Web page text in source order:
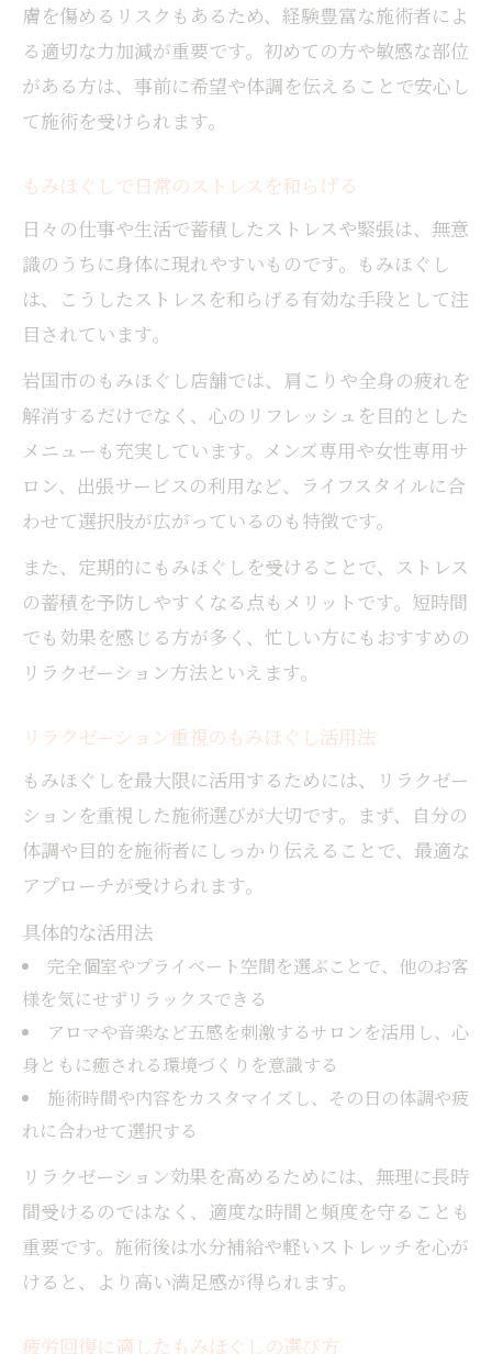
膚を傷めるリスクもあるため、経験豊富な施術者によ
る適切な力加減が重要です。初めての方や敏感な部位
がある方は、事前に希望や体調を伝えることで安心し
て施術を受けられます。
もみほぐしで日常のストレスを和らげる
日々の仕事や生活で蓄積したストレスや緊張は、無意
識のうちに身体に現れやすいものです。もみほぐし
は、こうしたストレスを和らげる有効な手段として注
目されています。
岩国市のもみほぐし店舗では、肩こりや全身の疲れを
解消するだけでなく、心のリフレッシュを目的とした
メニューも充実しています。メンズ専用や女性専用サ
ロン、出張サービスの利用など、ライフスタイルに合
わせて選択肢が広がっているのも特徴です。
また、定期的にもみほぐしを受けることで、ストレス
の蓄積を予防しやすくなる点もメリットです。短時間
でも効果を感じる方が多く、忙しい方にもおすすめの
リラクゼーション方法といえます。
リラクゼーション重視のもみほぐし活用法
もみほぐしを最大限に活用するためには、リラクゼー
ションを重視した施術選びが大切です。まず、自分の
体調や目的を施術者にしっかり伝えることで、最適な
アプローチが受けられます。
具体的な活用法
完全個室やプライベート空間を選ぶことで、他のお客
様を気にせずリラックスできる
アロマや音楽など五感を刺激するサロンを活用し、心
身ともに癒される環境づくりを意識する
施術時間や内容をカスタマイズし、その日の体調や疲
れに合わせて選択する
リラクゼーション効果を高めるためには、無理に長時
間受けるのではなく、適度な時間と頻度を守ることも
重要です。施術後は水分補給や軽いストレッチを心が
けると、より高い満足感が得られます。
疲労回復に適したもみほぐしの選び方